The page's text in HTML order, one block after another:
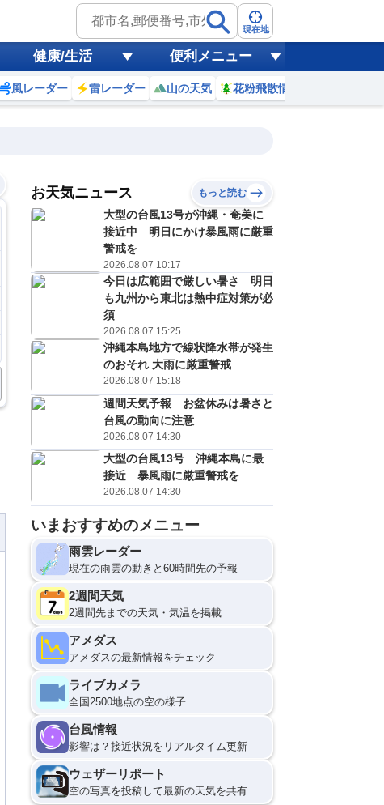
現在地
健康/生活 便利メニュー
風レーダー 雷レーダー 山の天気 花粉飛散情報
18
%
20
(木)
D
30℃
30%
21
(金)
C
30 ℃
20%
予報の
信頼度
B
C
D
お天気ニュース もっと読む
大型の台風13号が沖縄・奄美に
接近中 明日にかけ暴風雨に厳重
警戒を
2026.08.07 10:17
今日は広範囲で厳しい暑さ 明日
も九州から東北は熱中症対策が必
須
2026.08.07 15:25
沖縄本島地方で線状降水帯が発生
のおそれ 大雨に厳重警戒
2026.08.07 15:18
週間天気予報 お盆休みは暑さと
台風の動向に注意
2026.08.07 14:30
大型の台風13号 沖縄本島に最
接近 暴風雨に厳重警戒を
2026.08.07 14:30
いまおすすめのメニュー
雨雲レーダー
現在の雨雲の動きと60時間先の予報
2週間天気
2週間先までの天気・気温を掲載
アメダス
アメダスの最新情報をチェック
ライブカメラ
全国2500地点の空の様子
台風情報
影響は？接近状況をリアルタイム更新
ウェザーリポート
空の写真を投稿して最新の天気を共有